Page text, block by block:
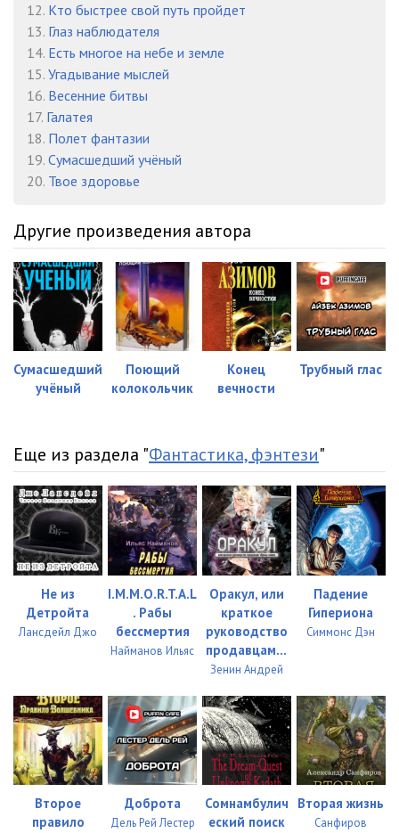
12. Кто быстрее свой путь пройдет
13. Глаз наблюдателя
14. Есть многое на небе и земле
15. Угадывание мыслей
16. Весенние битвы
17. Галатея
18. Полет фантазии
19. Сумасшедший учёный
20. Твое здоровье
Другие произведения автора
Сумасшедший
учёный
Поющий
колокольчик
Конец
вечности
Трубный глас
Еще из раздела "Фантастика, фэнтези"
Не из
Детройта
Лансдейл Джо
I.M.M.O.R.T.A.L
. Рабы
бессмертия
Найманов Ильяс
Оракул, или
краткое
руководство
продавцам...
Зенин Андрей
Падение
Гипериона
Симмонс Дэн
Второе
правило
Доброта
Дель Рей Лестер
Сомнамбулич
еский поиск
Вторая жизнь
Санфиров